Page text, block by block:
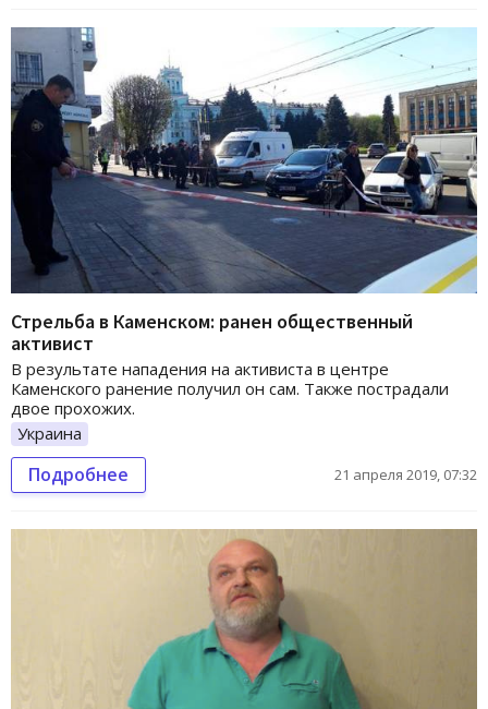
Стрельба в Каменском: ранен общественный
активист
В результате нападения на активиста в центре
Каменского ранение получил он сам. Также пострадали
двое прохожих.
Украина
Подробнее 21 апреля 2019, 07:32